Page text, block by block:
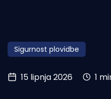
Obala
Otoci
Turizam i nautika
Sigurnost plovidbe
15 lipnja 2026 1